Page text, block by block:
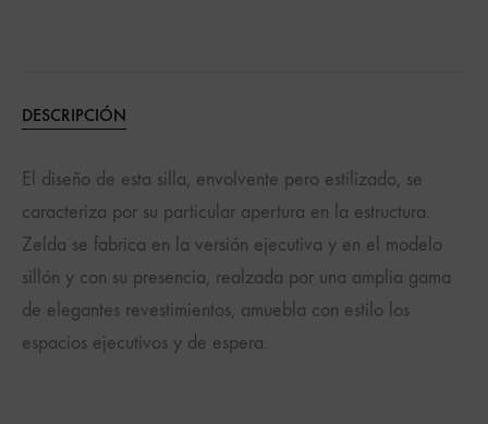
DESCRIPCIÓN
El diseño de esta silla, envolvente pero estilizado, se
caracteriza por su particular apertura en la estructura.
Zelda se fabrica en la versión ejecutiva y en el modelo
sillón y con su presencia, realzada por una amplia gama
de elegantes revestimientos, amuebla con estilo los
espacios ejecutivos y de espera.